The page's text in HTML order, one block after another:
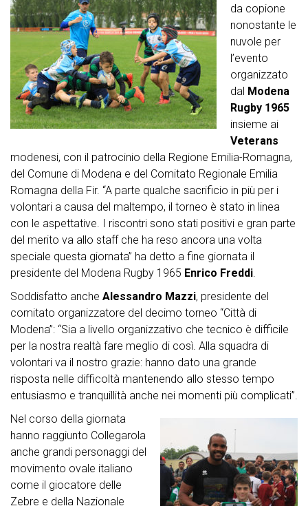
da copione
nonostante le
nuvole per
l’evento
organizzato
dal Modena
Rugby 1965
insieme ai
Veterans
modenesi, con il patrocinio della Regione Emilia-Romagna,
del Comune di Modena e del Comitato Regionale Emilia
Romagna della Fir. “A parte qualche sacrificio in più per i
volontari a causa del maltempo, il torneo è stato in linea
con le aspettative. I riscontri sono stati positivi e gran parte
del merito va allo staff che ha reso ancora una volta
speciale questa giornata” ha detto a fine giornata il
presidente del Modena Rugby 1965 Enrico Freddi.
Soddisfatto anche Alessandro Mazzi, presidente del
comitato organizzatore del decimo torneo “Città di
Modena”: “Sia a livello organizzativo che tecnico è difficile
per la nostra realtà fare meglio di così. Alla squadra di
volontari va il nostro grazie: hanno dato una grande
risposta nelle difficoltà mantenendo allo stesso tempo
entusiasmo e tranquillità anche nei momenti più complicati”.
Nel corso della giornata
hanno raggiunto Collegarola
anche grandi personaggi del
movimento ovale italiano
come il giocatore delle
Zebre e della Nazionale